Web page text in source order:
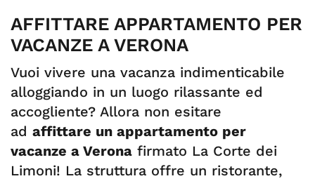
AFFITTARE APPARTAMENTO PER
VACANZE A VERONA
Vuoi vivere una vacanza indimenticabile
alloggiando in un luogo rilassante ed
accogliente? Allora non esitare
ad affittare un appartamento per
vacanze a Verona firmato La Corte dei
Limoni! La struttura offre un ristorante,